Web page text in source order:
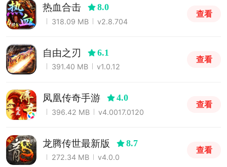
热血合击 8.0
318.09 MB v2.8.704
查看
自由之刃 6.1
391.40 MB v1.0.12
查看
凤凰传奇手游 4.0
396.42 MB v4.0017.0120
查看
龙腾传世最新版 8.7
272.34 MB v4.0.0
查看